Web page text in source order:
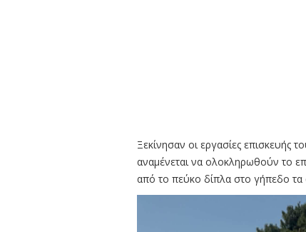
Ξεκίνησαν οι εργασίες επισκευής
αναμένεται να ολοκληρωθούν το
από το πεύκο δίπλα στο γήπεδο τα